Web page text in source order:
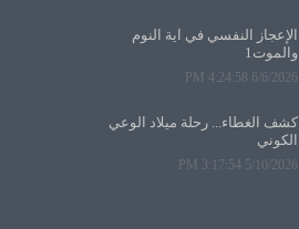
الإعجاز النفسي في آية النوم
والموت1
6/6/2026 4:24:58 PM
كشف الغطاء... رحلة ميلاد الوعي
الكوني
5/10/2026 3:17:54 PM